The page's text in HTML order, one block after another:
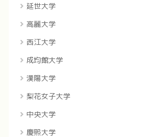
延世大学
高麗大学
西江大学
成均館大学
漢陽大学
梨花女子大学
中央大学
慶煕大学